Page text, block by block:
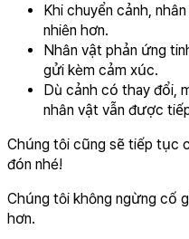
Khi chuyển cảnh,
nhiên hơn.
Nhân vật phản ứng
gửi kèm cảm xúc.
Dù cảnh có thay đổi,
nhân vật vẫn được
Chúng tôi cũng sẽ tiếp tục
đón nhé!
Chúng tôi không ngừng cố
hơn.